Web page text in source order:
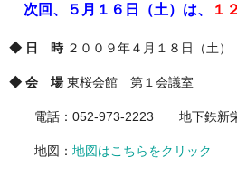
次回、５月１６日（土）は、 １
◆ 日 時２００９年４月１８日（土）
◆ 会 場東桜会館 第１会議室
電話：052-973-2223 地下鉄新栄
地図： 地図はこちらをクリック